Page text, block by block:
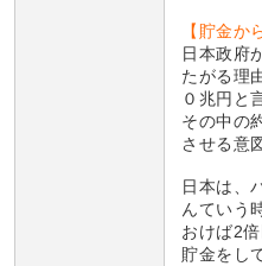
【貯金か
日本政府
たがる理
０兆円と
その中の
させる意
日本は、
んていう
おけば2
貯金をし